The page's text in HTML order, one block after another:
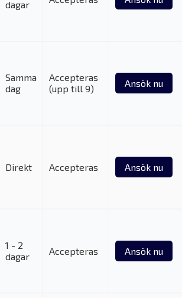
dagar
Samma
dag
Accepteras
(upp till 9)
Ansök nu
Direkt Accepteras Ansök nu
1 - 2
dagar
Accepteras Ansök nu